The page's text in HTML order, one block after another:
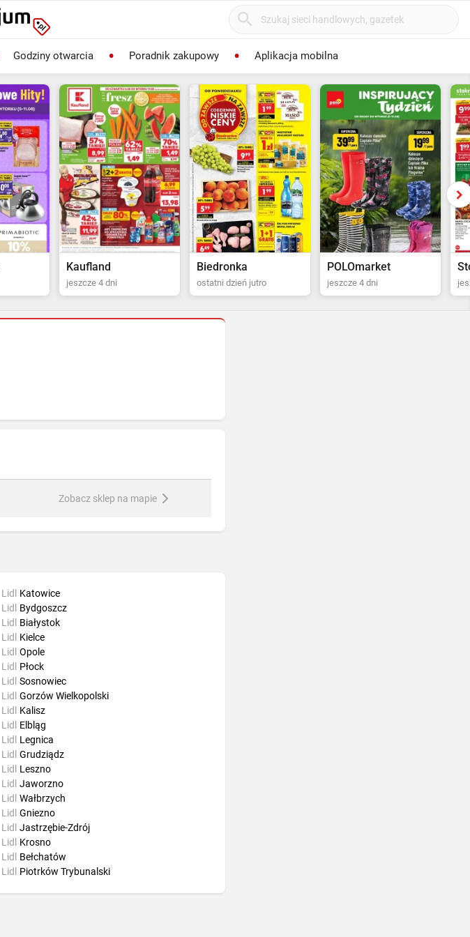
Godziny otwarcia Poradnik zakupowy Aplikacja mobilna
Kaufland
jeszcze 4 dni
Biedronka
ostatni dzień jutro
POLOmarket
jeszcze 4 dni
Zobacz sklep na mapie
Lidl Katowice
Lidl Bydgoszcz
Lidl Białystok
Lidl Kielce
Lidl Opole
Lidl Płock
Lidl Sosnowiec
Lidl Gorzów Wielkopolski
Lidl Kalisz
Lidl Elbląg
Lidl Legnica
Lidl Grudziądz
Lidl Leszno
Lidl Jaworzno
Lidl Wałbrzych
Lidl Gniezno
Lidl Jastrzębie-Zdrój
Lidl Krosno
Lidl Bełchatów
Lidl Piotrków Trybunalski